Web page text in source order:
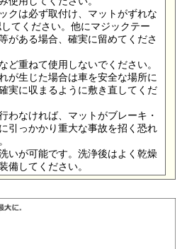
クは必ず取付け、マットがずれな
てください。他にマジックテー
がある場合、確実に留めてくださ
ど重ねて使用しないでください。
が生じた場合は車を安全な場所に
実に収まるように敷き直してくだ
わなければ、マットがブレーキ・
引っかかり重大な事故を招く恐れ
いが可能です。洗浄後はよく乾燥
備してください。